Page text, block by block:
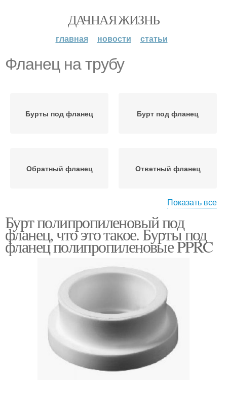
ДАЧНАЯ ЖИЗНЬ
главная новости статьи
Фланец на трубу
Бурты под фланец Бурт под фланец
Обратный фланец Ответный фланец
Газовые трубы Труба с фланцем
Пп под фланец
Показать все
Бурт полипропиленовый под
фланец, что это такое. Бурты под
фланец полипропиленовые PPRC